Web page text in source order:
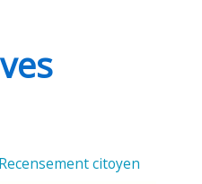
Recensement citoyen